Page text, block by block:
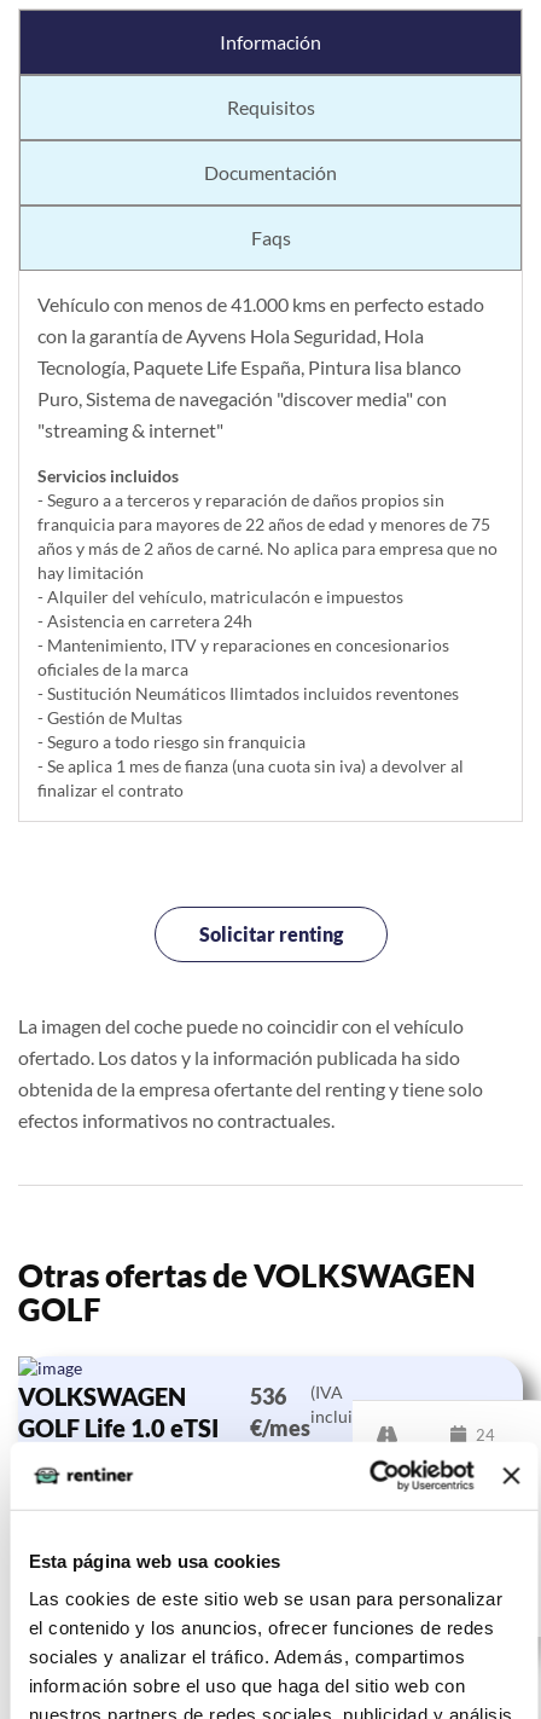
Esta página web usa cookies
Las cookies de este sitio web se usan para personalizar
el contenido y los anuncios, ofrecer funciones de redes
sociales y analizar el tráfico. Además, compartimos
información sobre el uso que haga del sitio web con
nuestros partners de redes sociales, publicidad y análisis
Información
Requisitos
Documentación
Faqs
Vehículo con menos de 41.000 kms en perfecto estado
con la garantía de Ayvens Hola Seguridad, Hola
Tecnología, Paquete Life España, Pintura lisa blanco
Puro, Sistema de navegación "discover media" con
"streaming & internet"
Servicios incluidos
- Seguro a a terceros y reparación de daños propios sin
franquicia para mayores de 22 años de edad y menores de 75
años y más de 2 años de carné. No aplica para empresa que no
hay limitación
- Alquiler del vehí­culo, matriculacón e impuestos
- Asistencia en carretera 24h
- Mantenimiento, ITV y reparaciones en concesionarios
oficiales de la marca
- Sustitución Neumáticos Ilimtados incluidos reventones
- Gestión de Multas
- Seguro a todo riesgo sin franquicia
- Se aplica 1 mes de fianza (una cuota sin iva) a devolver al
finalizar el contrato
Solicitar renting
La imagen del coche puede no coincidir con el vehículo
ofertado. Los datos y la información publicada ha sido
obtenida de la empresa ofertante del renting y tiene solo
efectos informativos no contractuales.
Otras ofertas de VOLKSWAGEN
GOLF
VOLKSWAGEN
GOLF Life 1.0 eTSI
81kW (110CV) DSG
536
€/mes
(IVA
incluido)
10000
24
meses
Gasolina